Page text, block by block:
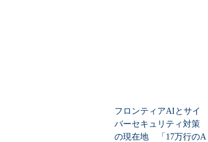
フロンティアAIとサイ
バーセキュリティ対策
の現在地 「17万行のA